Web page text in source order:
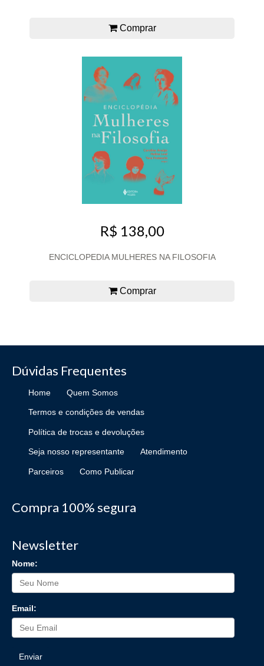
Comprar
R$ 138,00
ENCICLOPEDIA MULHERES NA FILOSOFIA
Comprar
Dúvidas Frequentes
Home Quem Somos
Termos e condições de vendas
Política de trocas e devoluções
Seja nosso representante Atendimento
Parceiros Como Publicar
Compra 100% segura
Newsletter
Nome:
Email:
Enviar